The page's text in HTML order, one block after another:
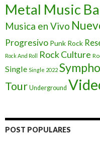
Metal Music
Musica en Vivo
Progresivo Punk Rock
Rock And Roll Rock Culture
Single Single 2022
Tour Underground
POST POPULARES